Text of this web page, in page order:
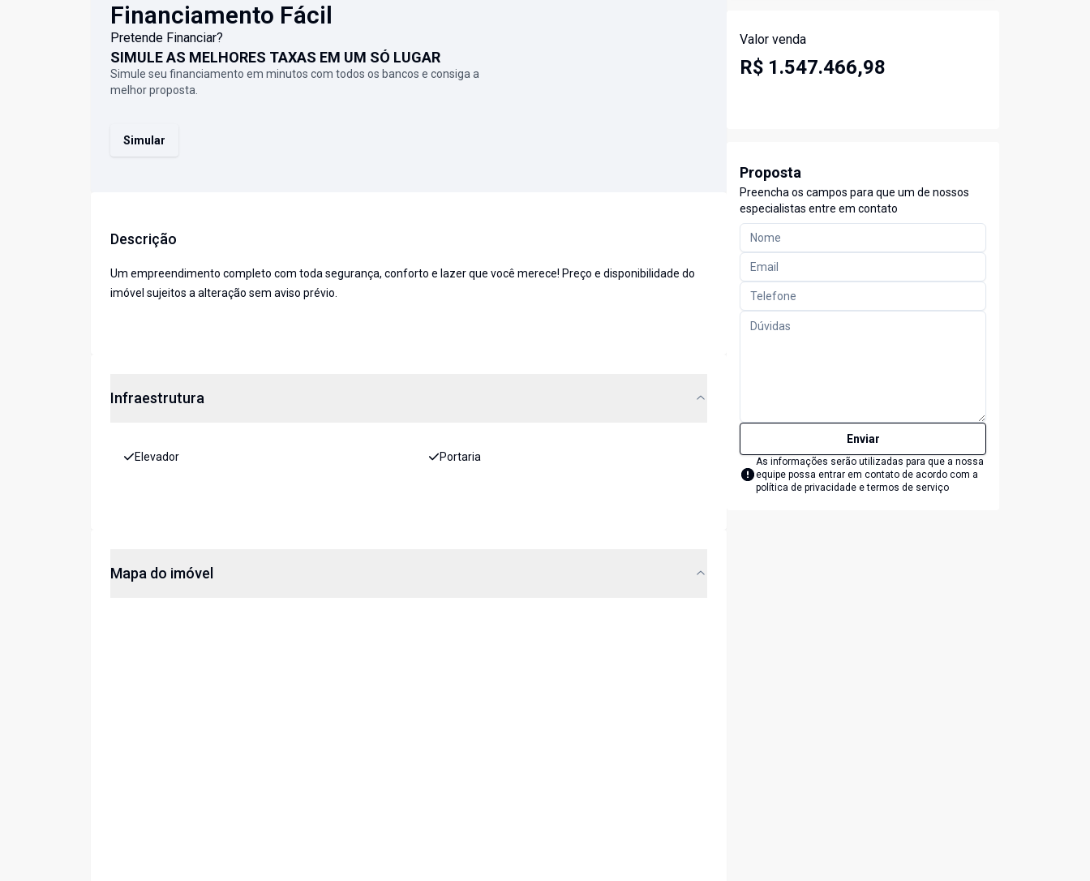
Financiamento Fácil
Pretende Financiar?
SIMULE AS MELHORES TAXAS EM UM SÓ LUGAR
Simule seu financiamento em minutos com todos os bancos e consiga a
melhor proposta.
Simular
Descrição
Um empreendimento completo com toda segurança, conforto e lazer que você merece! Preço e disponibilidade do
imóvel sujeitos a alteração sem aviso prévio.
Infraestrutura
Elevador Portaria
Mapa do imóvel
Valor venda
R$ 1.547.466,98
Proposta
Preencha os campos para que um de nossos
especialistas entre em contato
Enviar
As informações serão utilizadas para que a nossa
equipe possa entrar em contato de acordo com a
política de privacidade e termos de serviço